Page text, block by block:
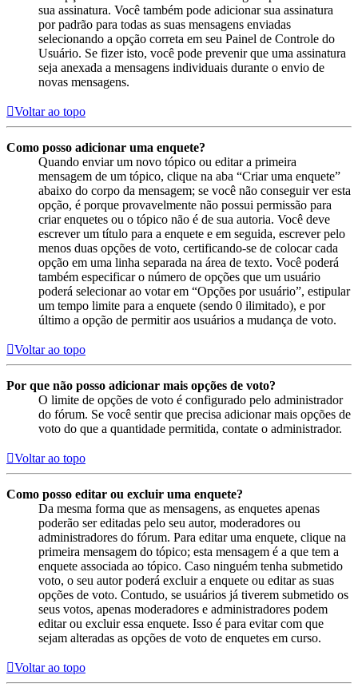
sua assinatura. Você também pode adicionar sua assinatura
por padrão para todas as suas mensagens enviadas
selecionando a opção correta em seu Painel de Controle do
Usuário. Se fizer isto, você pode prevenir que uma assinatura
seja anexada a mensagens individuais durante o envio de
novas mensagens.
Voltar ao topo
Como posso adicionar uma enquete?
Quando enviar um novo tópico ou editar a primeira
mensagem de um tópico, clique na aba “Criar uma enquete”
abaixo do corpo da mensagem; se você não conseguir ver esta
opção, é porque provavelmente não possui permissão para
criar enquetes ou o tópico não é de sua autoria. Você deve
escrever um título para a enquete e em seguida, escrever pelo
menos duas opções de voto, certificando-se de colocar cada
opção em uma linha separada na área de texto. Você poderá
também especificar o número de opções que um usuário
poderá selecionar ao votar em “Opções por usuário”, estipular
um tempo limite para a enquete (sendo 0 ilimitado), e por
último a opção de permitir aos usuários a mudança de voto.
Voltar ao topo
Por que não posso adicionar mais opções de voto?
O limite de opções de voto é configurado pelo administrador
do fórum. Se você sentir que precisa adicionar mais opções de
voto do que a quantidade permitida, contate o administrador.
Voltar ao topo
Como posso editar ou excluir uma enquete?
Da mesma forma que as mensagens, as enquetes apenas
poderão ser editadas pelo seu autor, moderadores ou
administradores do fórum. Para editar uma enquete, clique na
primeira mensagem do tópico; esta mensagem é a que tem a
enquete associada ao tópico. Caso ninguém tenha submetido
voto, o seu autor poderá excluir a enquete ou editar as suas
opções de voto. Contudo, se usuários já tiverem submetido os
seus votos, apenas moderadores e administradores podem
editar ou excluir essa enquete. Isso é para evitar com que
sejam alteradas as opções de voto de enquetes em curso.
Voltar ao topo